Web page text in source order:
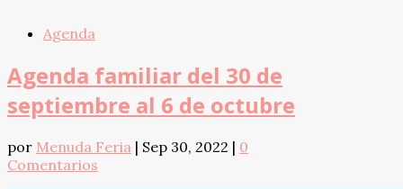
Agenda
Agenda familiar del 30 de
septiembre al 6 de octubre
por Menuda Feria | Sep 30, 2022 | 0
Comentarios